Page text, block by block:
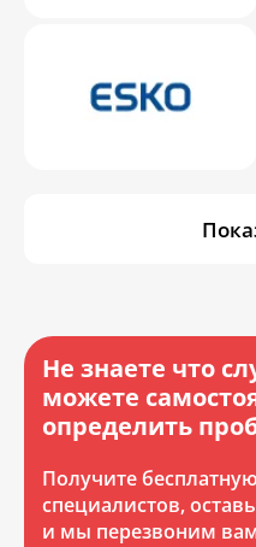
Не знаете что
можете
определить
Получите
специалистов,
и мы перезвоним